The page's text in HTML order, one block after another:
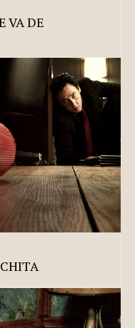
VA DE